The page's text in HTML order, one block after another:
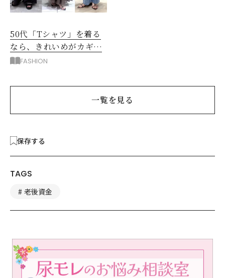
50代「Tシャツ」を着る
なら、きれいめがカギ！
部屋着に見えないコツ
FASHION
一覧を見る
保存する
TAGS
老後資金